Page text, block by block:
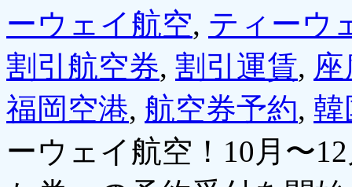
ーウェイ航空, ティーウ
割引航空券, 割引運賃,
福岡空港, 航空券予約, 韓
ーウェイ航空！10月〜